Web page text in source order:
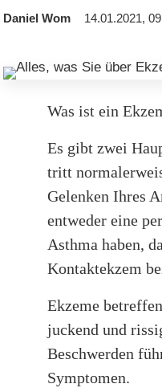
Daniel Wom 14.01.2021,
Was ist ein
Es gibt zwei
tritt
Gelenken Ihres
entweder eine
Asthma haben,
Kontaktekzem
Ekzeme
juckend und
Beschwerden
Symptomen.